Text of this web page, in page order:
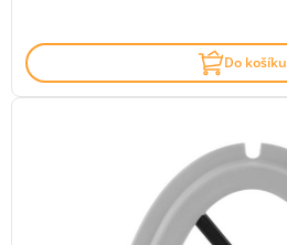
Do košíku